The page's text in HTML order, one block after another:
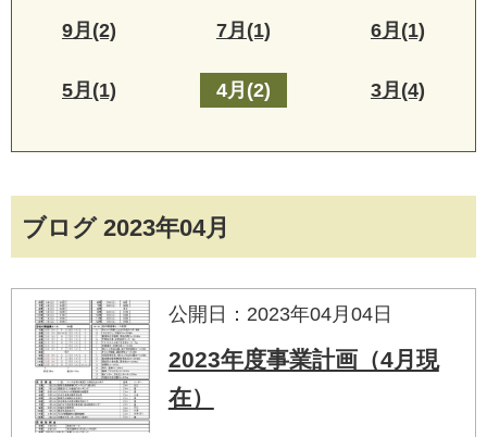
ブログ 2023年04月
公開日：2023年04月04日
2023年度事業計画（4月現
在）
9月(2) 7月(1) 6月(1)
5月(1) 4月(2) 3月(4)